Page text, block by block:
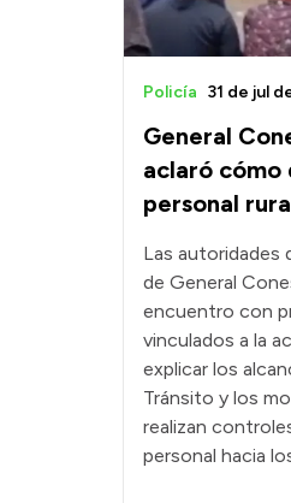
General
aclaró cómo
personal
Policía 31 de jul
Las autoridades
de General
encuentro con
vinculados a la
explicar los
Tránsito y los
realizan
personal hacia